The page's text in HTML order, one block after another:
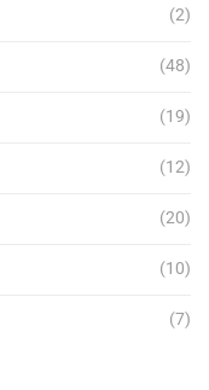
(2)
(48)
(19)
(12)
(20)
(10)
(7)